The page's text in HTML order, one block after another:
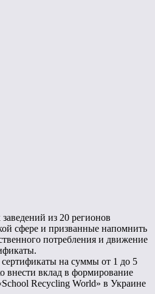
из 20 регионов
сфере и призванные напомнить
потребления и движение
сертификаты на суммы от 1 до 5
внести вклад в формирование
Recycling World» в Украине